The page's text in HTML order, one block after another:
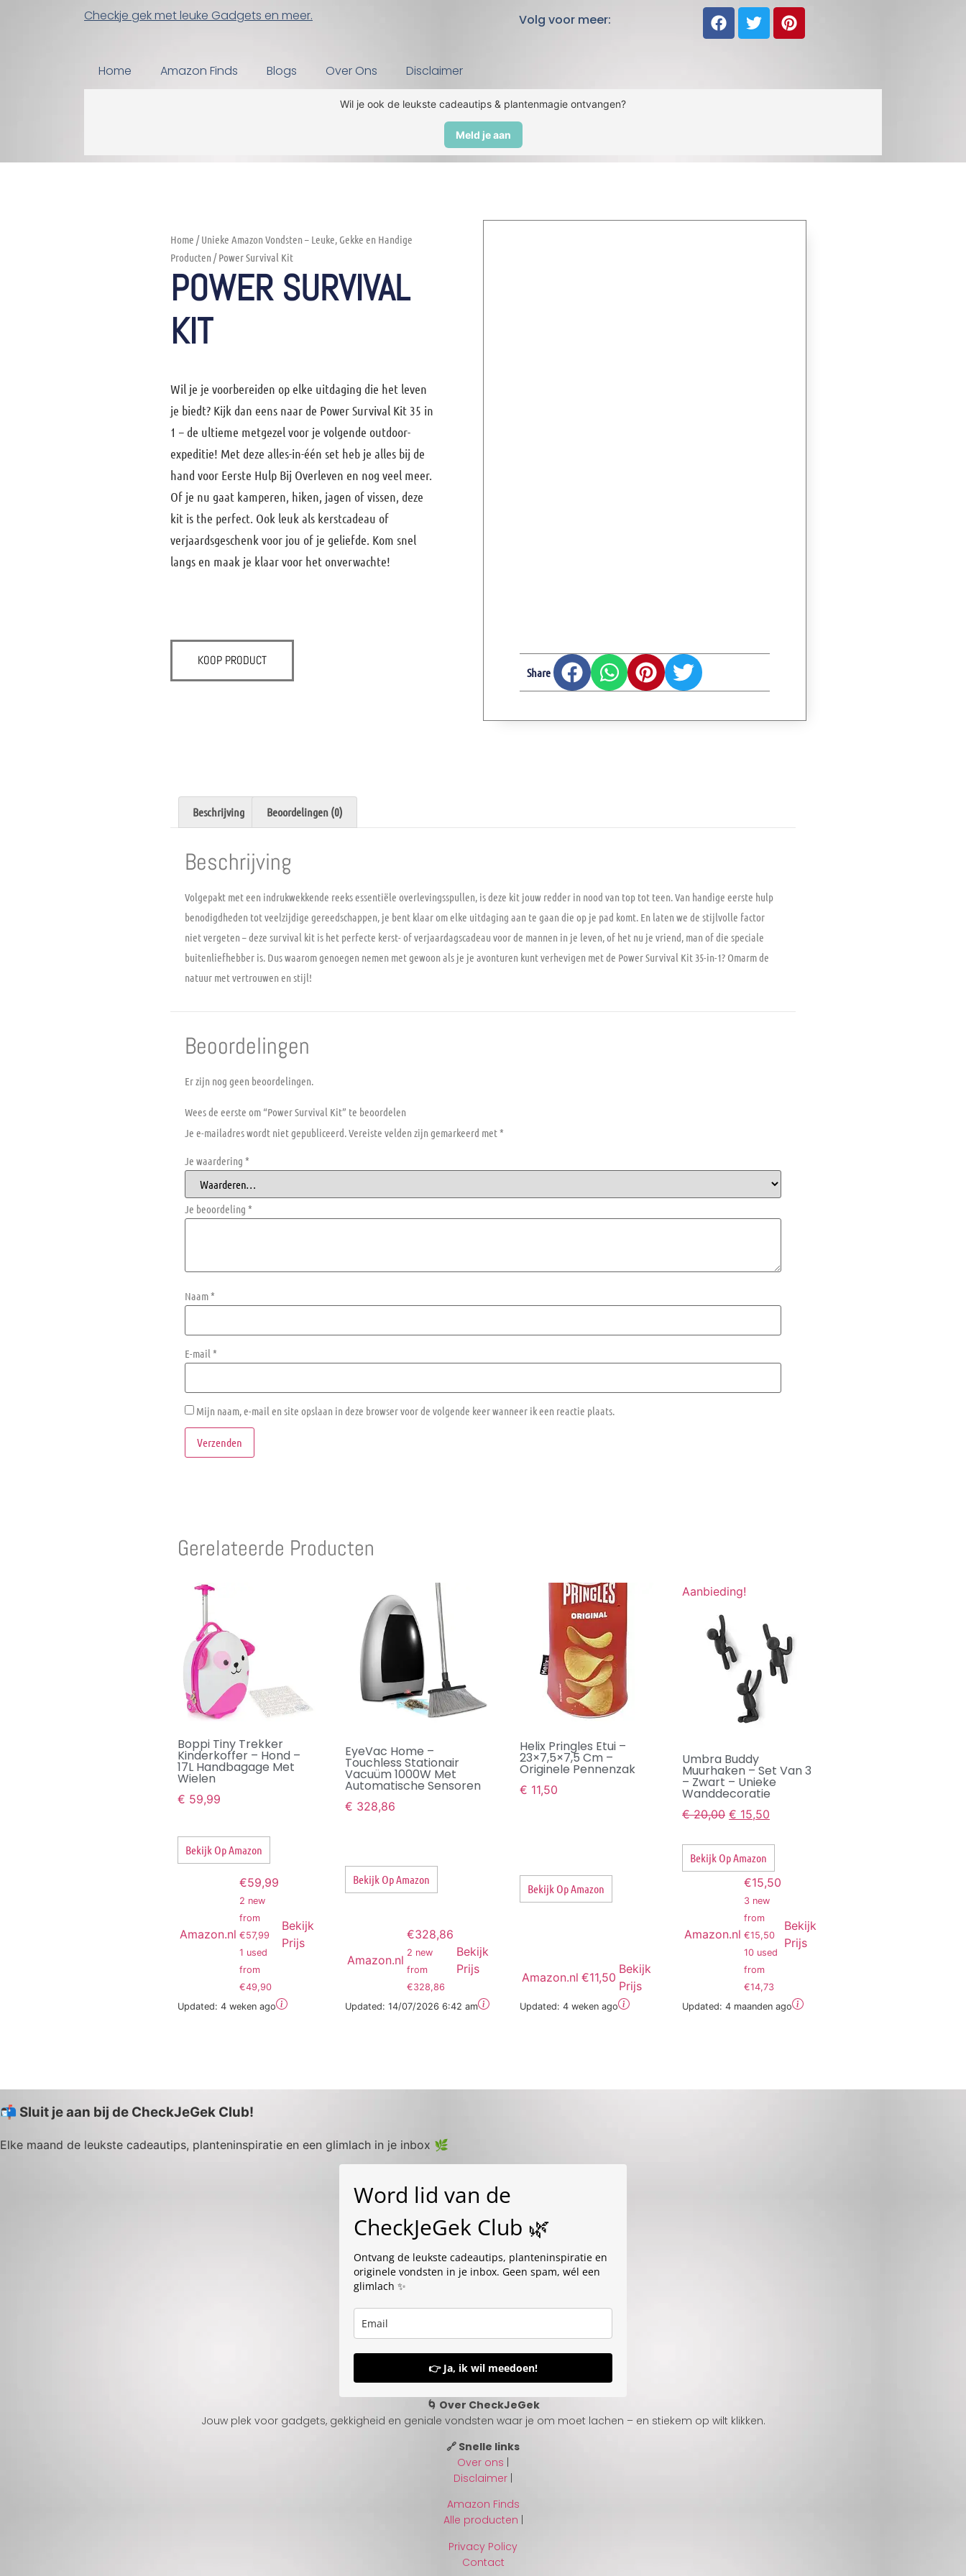
Checkje gek met leuke Gadgets en meer. Volg voor meer:
Home Amazon Finds Blogs Over Ons Disclaimer
Wil je ook de leukste cadeautips & plantenmagie ontvangen?
Meld je aan
Home /Unieke Amazon Vondsten – Leuke, Gekke en Handige
Producten / Power Survival Kit
POWER SURVIVAL
KIT
Wil je je voorbereiden op elke uitdaging die het leven
je biedt? Kijk dan eens naar de Power Survival Kit 35 in
1 – de ultieme metgezel voor je volgende outdoor-
expeditie! Met deze alles-in-één set heb je alles bij de
hand voor Eerste Hulp Bij Overleven en nog veel meer.
Of je nu gaat kamperen, hiken, jagen of vissen, deze
kit is the perfect. Ook leuk als kerstcadeau of
verjaardsgeschenk voor jou of je geliefde. Kom snel
langs en maak je klaar voor het onverwachte!
KOOP PRODUCT
Share
Beschrijving Beoordelingen (0)
Beschrijving
Volgepakt met een indrukwekkende reeks essentiële overlevingsspullen, is deze kit jouw redder in nood van top tot teen. Van handige eerste hulp
benodigdheden tot veelzijdige gereedschappen, je bent klaar om elke uitdaging aan te gaan die op je pad komt. En laten we de stijlvolle factor
niet vergeten – deze survival kit is het perfecte kerst- of verjaardagscadeau voor de mannen in je leven, of het nu je vriend, man of die speciale
buitenliefhebber is. Dus waarom genoegen nemen met gewoon als je je avonturen kunt verhevigen met de Power Survival Kit 35-in-1? Omarm de
natuur met vertrouwen en stijl!
Beoordelingen
Er zijn nog geen beoordelingen.
Wees de eerste om “Power Survival Kit” te beoordelen
Je e-mailadres wordt niet gepubliceerd.Vereiste velden zijn gemarkeerd met*
Je waardering *
Je beoordeling *
Naam*
E-mail *
Mijn naam, e-mail en site opslaan in deze browser voor de volgende keer wanneer ik een reactie plaats.
Gerelateerde Producten
Boppi Tiny Trekker
Kinderkoffer – Hond –
17L Handbagage Met
Wielen
€ 59,99
Bekijk Op Amazon
Amazon.nl
€59,99
2 new
from
€57,99
1 used
from
€49,90
Bekijk
Prijs
Updated: 4 weken ago
EyeVac Home –
Touchless Stationair
Vacuüm 1000W Met
Automatische Sensoren
€ 328,86
Bekijk Op Amazon
Amazon.nl
€328,86
2 new
from
€328,86
Bekijk
Prijs
Updated: 14/07/2026 6:42 am
Helix Pringles Etui –
23×7,5×7,5 Cm –
Originele Pennenzak
€ 11,50
Bekijk Op Amazon
Amazon.nl €11,50
Bekijk
Prijs
Updated: 4 weken ago
Aanbieding!
Umbra Buddy
Muurhaken – Set Van 3
– Zwart – Unieke
Wanddecoratie
€20,00 € 15,50
Bekijk Op Amazon
Amazon.nl
€15,50
3 new
from
€15,50
10 used
from
€14,73
Bekijk
Prijs
Updated: 4 maanden ago
📬 Sluit je aan bij de CheckJeGek Club!
Elke maand de leukste cadeautips, planteninspiratie en een glimlach in je inbox 🌿
Word lid van de
CheckJeGek Club 🌿
Ontvang de leukste cadeautips, planteninspiratie en
originele vondsten in je inbox. Geen spam, wél een
glimlach ✨
👉 Ja, ik wil meedoen!
🌀 Over CheckJeGek
Jouw plek voor gadgets, gekkigheid en geniale vondsten waar je om moet lachen – en stiekem op wilt klikken.
🔗 Snelle links
Over ons |
Disclaimer |
Amazon Finds
Alle producten
Privacy Policy
Contact